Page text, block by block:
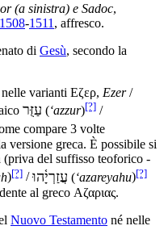
(a sinistra) e Sadoc,
1508-1511 , affresco.
di Gesù, secondo la
varianti Εζερ, Ezer/
עַזֻּר ‎(‘azzur)[?] /
compare 3 volte
versione greca. È possibile si
(priva del suffisso teoforico -
)[?] /עֲזַרְיָ֫הוּ ‎(‘azareyahu)[?]
al greco Αζαριας.
Nuovo Testamento né nelle